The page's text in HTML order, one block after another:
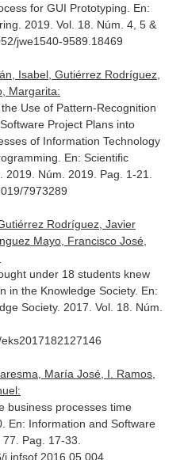
for GUI Prototyping. En:
. 2019. Vol. 18. Núm. 4, 5 &
jwe1540-9589.18469
Isabel, Gutiérrez Rodríguez,
Margarita:
Use of Pattern-Recognition
Project Plans into
of Information Technology
En: Scientific
2019. Núm. 2019. Pag. 1-21.
7973289
Rodríguez, Javier
Mayo, Francisco José,
under 18 students knew
in the Knowledge Society. En:
Society. 2017. Vol. 18. Núm.
María José, I. Ramos,
business processes time
En: Information and Software
Pag. 17-33.
j.infsof.2016.05.004